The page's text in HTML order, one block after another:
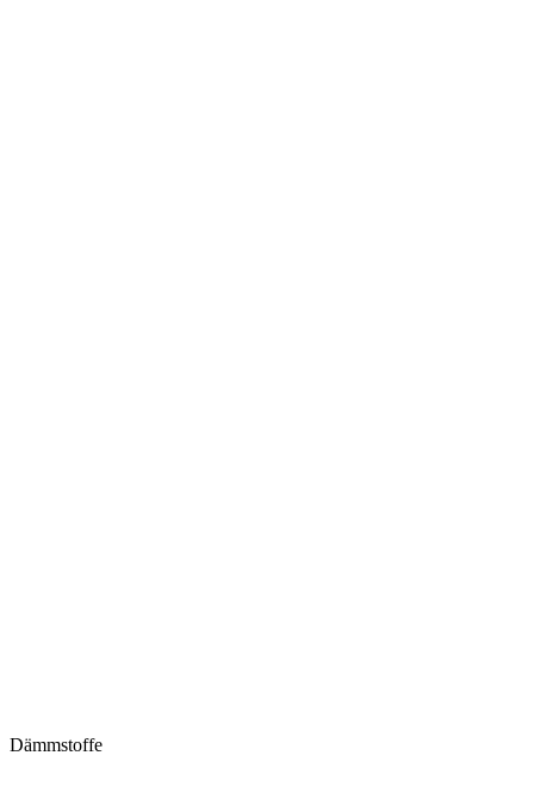
Dämmstoffe